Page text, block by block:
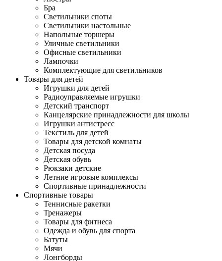
Бра
Светильники споты
Светильники настольные
Напольные торшеры
Уличные светильники
Офисные светильники
Лампочки
Комплектующие для светильников
Товары для детей
Игрушки для детей
Радиоуправляемые игрушки
Детский транспорт
Канцелярские принадлежности для школы
Игрушки антистресс
Текстиль для детей
Товары для детской комнаты
Детская посуда
Детская обувь
Рюкзаки детские
Летние игровые комплексы
Спортивные принадлежности
Спортивные товары
Теннисные ракетки
Тренажеры
Товары для фитнеса
Одежда и обувь для спорта
Батуты
Мячи
Лонгборды